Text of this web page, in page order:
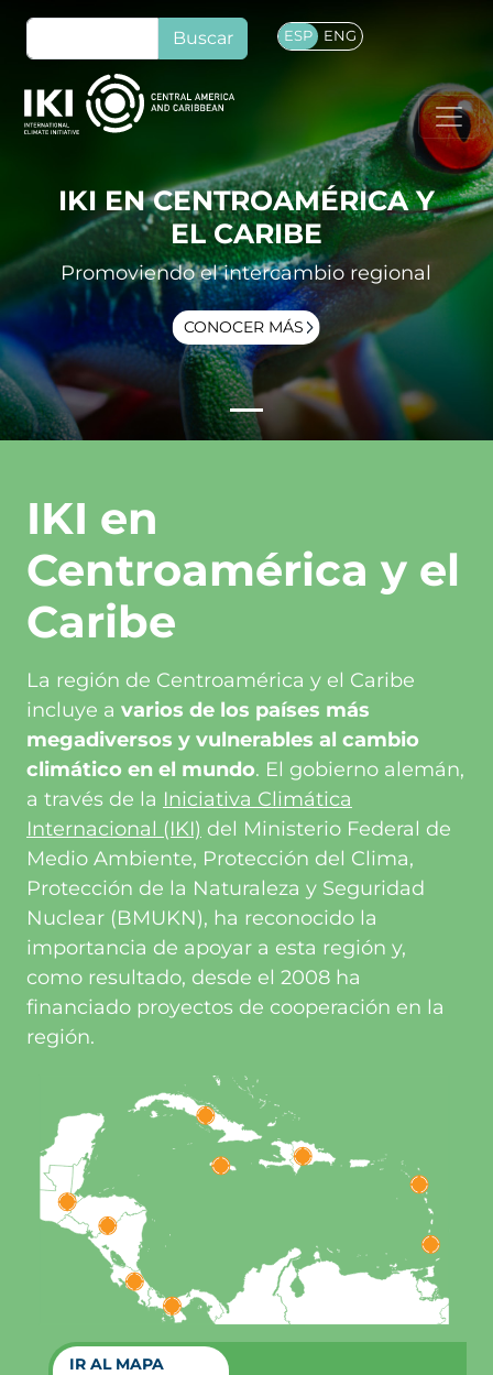
Pasar al contenido principal
Buscar ESP ENG
IKI EN CENTROAMÉRICA Y
EL CARIBE
Promoviendo el intercambio regional
CONOCER MÁS
IKI en
Centroamérica y el
Caribe
La región de Centroamérica y el Caribe
incluye a varios de los países más
megadiversos y vulnerables al cambio
climático en el mundo. El gobierno alemán,
a través de la Iniciativa Climática
Internacional (IKI) del Ministerio Federal de
Medio Ambiente, Protección del Clima,
Protección de la Naturaleza y Seguridad
Nuclear (BMUKN), ha reconocido la
importancia de apoyar a esta región y,
como resultado, desde el 2008 ha
financiado proyectos de cooperación en la
región.
IR AL MAPA